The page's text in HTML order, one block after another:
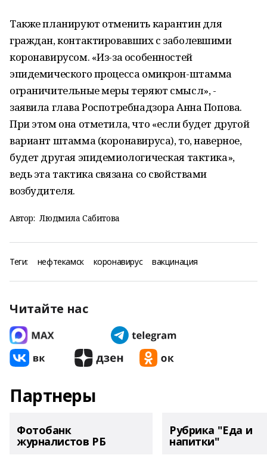
Также планируют отменить карантин для
граждан, контактировавших с заболевшими
коронавирусом. «Из-за особенностей
эпидемического процесса омикрон-штамма
ограничительные меры теряют смысл», -
заявила глава Роспотребнадзора Анна Попова.
При этом она отметила, что «если будет другой
вариант штамма (коронавируса), то, наверное,
будет другая эпидемиологическая тактика»,
ведь эта тактика связана со свойствами
возбудителя.
Автор: Людмила Сабитова
Теги: нефтекамск коронавирус вакцинация
Читайте нас
Партнеры
Фотобанк
журналистов РБ
Рубрика "Еда и
напитки"